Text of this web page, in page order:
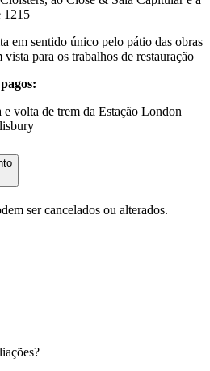
1215
em sentido único pelo pátio das obras
vista para os trabalhos de restauração
e volta de trem da Estação London
ser cancelados ou alterados.